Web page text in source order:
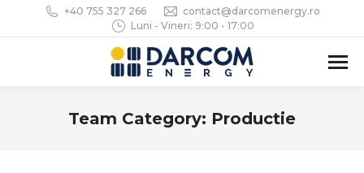
+40 755 327 266
contact@darcomenergy.ro
Luni - Vineri: 9:00 - 17:00
Team Category: Productie